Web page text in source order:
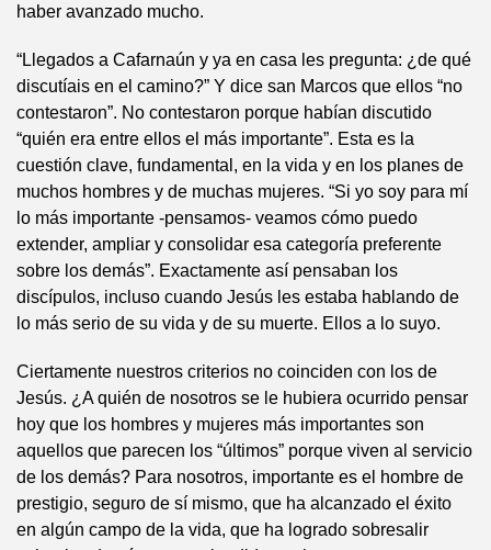
haber avanzado mucho.
“Llegados a Cafarnaún y ya en casa les pregunta: ¿de qué
discutíais en el camino?” Y dice san Marcos que ellos “no
contestaron”. No contestaron porque habían discutido
“quién era entre ellos el más importante”. Esta es la
cuestión clave, fundamental, en la vida y en los planes de
muchos hombres y de muchas mujeres. “Si yo soy para mí
lo más importante -pensamos- veamos cómo puedo
extender, ampliar y consolidar esa categoría preferente
sobre los demás”. Exactamente así pensaban los
discípulos, incluso cuando Jesús les estaba hablando de
lo más serio de su vida y de su muerte. Ellos a lo suyo.
Ciertamente nuestros criterios no coinciden con los de
Jesús. ¿A quién de nosotros se le hubiera ocurrido pensar
hoy que los hombres y mujeres más importantes son
aquellos que parecen los “últimos” porque viven al servicio
de los demás? Para nosotros, importante es el hombre de
prestigio, seguro de sí mismo, que ha alcanzado el éxito
en algún campo de la vida, que ha logrado sobresalir